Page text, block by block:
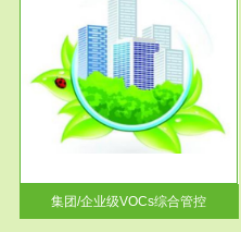
集团/企业级VOCs综合管控
服务范围
政府/园区级VOCs综合管控服务
根据《石化行业挥发性有机物综
合整治方案》文件要求，到2017
年，全...